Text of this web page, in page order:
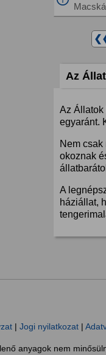
Az
Az Állatok
egyaránt.
Nem
okoznak
A
háziállat,
| Jogi nyilatkozat|
anyagok nem